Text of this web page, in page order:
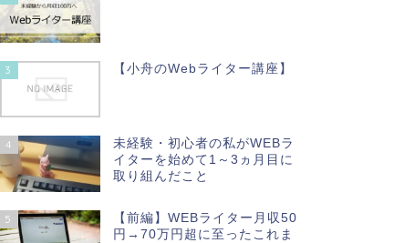
3 【小舟のWebライター講座】
4
未経験・初心者の私がWEBラ
イターを始めて1～3ヵ月目に
取り組んだこと
5
【前編】WEBライター月収50
円→70万円超に至ったこれま